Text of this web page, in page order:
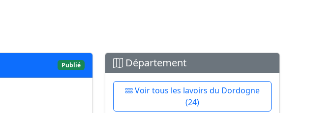
Publié Département
Voir tous les lavoirs du Dordogne
(24)